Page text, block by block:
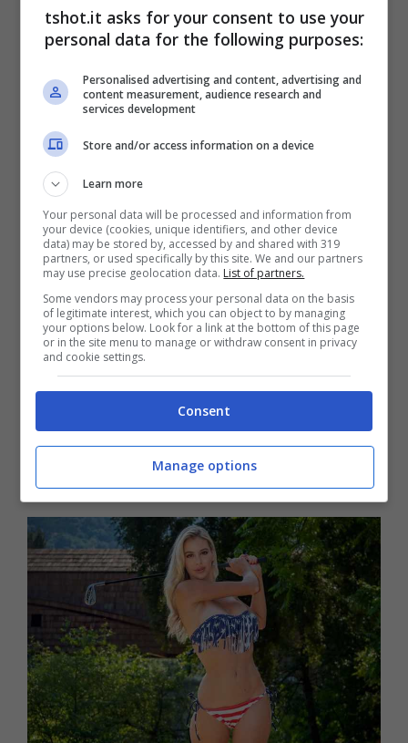
modella è così diventata l’altro volto
affascinante del golf, insieme aPaige
Spiranac.
Bri Teresi come Paige
Spiranac
Bri Teresiin un attimo ha costruitoun
patrimonioda1,5 milionidi follower che la
seguono assiduamente sui suoi profili social.
Paige Spiranac , l’influencer ed insegnate di
golf americana, ne ha quasi4 milionie
insieme fanno sognare un popolo di
virtualiammaliati più dalle loro forme che da
mazze e palline.
tshot.it asks for your consent to use your
personal data for the following purposes:
Personalised advertising and content, advertising and
content measurement, audience research and
services development
Store and/or access information on a device
Learn more
Your personal data will be processed and information from
your device (cookies, unique identifiers, and other device
data) may be stored by, accessed by and shared with 319
partners, or used specifically by this site. We and our partners
may use precise geolocation data. List of partners.
Some vendors may process your personal data on the basis
of legitimate interest, which you can object to by managing
your options below. Look for a link at the bottom of this page
or in the site menu to manage or withdraw consent in privacy
and cookie settings.
Consent
Manage options